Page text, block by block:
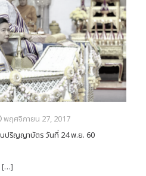
พฤศจิกายน 27, 2017
ปริญญาบัตร วันที่ 24 พ.ย. 60
[…]